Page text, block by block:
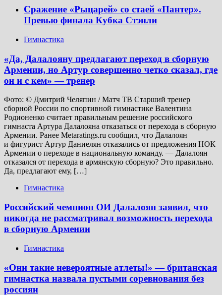
Сражение «Рыцарей» со стаей «Пантер».
Превью финала Кубка Стэнли
Гимнастика
«Да, Далалояну предлагают переход в сборную
Армении, но Артур совершенно четко сказал, где
он и с кем» — тренер
Фото: © Дмитрий Челяпин / Матч ТВ Старший тренер
сборной России по спортивной гимнастике Валентина
Родионенко считает правильным решение российского
гимнаста Артура Далалояна отказаться от перехода в сборную
Армении. Ранее Metaratings.ru сообщил, что Далалоян
и фигурист Артур Даниелян отказались от предложения НОК
Армении о переходе в национальную команду. — Далалоян
отказался от перехода в армянскую сборную? Это правильно.
Да, предлагают ему, […]
Гимнастика
Российский чемпион ОИ Далалоян заявил, что
никогда не рассматривал возможность перехода
в сборную Армении
Гимнастика
«Они такие невероятные атлеты!» — британская
гимнастка назвала пустыми соревнования без
россиян